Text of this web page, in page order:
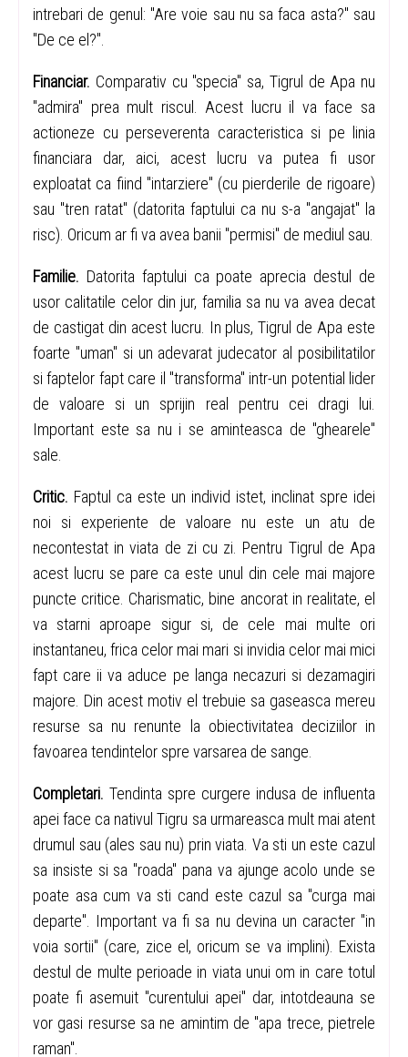
intrebari de genul: "Are voie sau nu sa faca asta?" sau
"De ce el?".
Financiar. Comparativ cu "specia" sa, Tigrul de Apa nu
"admira" prea mult riscul. Acest lucru il va face sa
actioneze cu perseverenta caracteristica si pe linia
financiara dar, aici, acest lucru va putea fi usor
exploatat ca fiind "intarziere" (cu pierderile de rigoare)
sau "tren ratat" (datorita faptului ca nu s-a "angajat" la
risc). Oricum ar fi va avea banii "permisi" de mediul sau.
Familie. Datorita faptului ca poate aprecia destul de
usor calitatile celor din jur, familia sa nu va avea decat
de castigat din acest lucru. In plus, Tigrul de Apa este
foarte "uman" si un adevarat judecator al posibilitatilor
si faptelor fapt care il "transforma" intr-un potential lider
de valoare si un sprijin real pentru cei dragi lui.
Important este sa nu i se aminteasca de "ghearele"
sale.
Critic. Faptul ca este un individ istet, inclinat spre idei
noi si experiente de valoare nu este un atu de
necontestat in viata de zi cu zi. Pentru Tigrul de Apa
acest lucru se pare ca este unul din cele mai majore
puncte critice. Charismatic, bine ancorat in realitate, el
va starni aproape sigur si, de cele mai multe ori
instantaneu, frica celor mai mari si invidia celor mai mici
fapt care ii va aduce pe langa necazuri si dezamagiri
majore. Din acest motiv el trebuie sa gaseasca mereu
resurse sa nu renunte la obiectivitatea deciziilor in
favoarea tendintelor spre varsarea de sange.
Completari. Tendinta spre curgere indusa de influenta
apei face ca nativul Tigru sa urmareasca mult mai atent
drumul sau (ales sau nu) prin viata. Va sti un este cazul
sa insiste si sa "roada" pana va ajunge acolo unde se
poate asa cum va sti cand este cazul sa "curga mai
departe". Important va fi sa nu devina un caracter "in
voia sortii" (care, zice el, oricum se va implini). Exista
destul de multe perioade in viata unui om in care totul
poate fi asemuit "curentului apei" dar, intotdeauna se
vor gasi resurse sa ne amintim de "apa trece, pietrele
raman".